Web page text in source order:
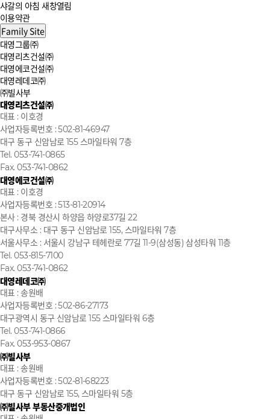
샤갈의 아침새창열림
이용약관
Family Site
대영그룹㈜
대영리츠건설㈜
대영에코건설㈜
대영레데코㈜
㈜빌사부
대영리츠건설㈜
대표 : 이호경
사업자등록번호 : 502-81-46947
대구 동구 신암남로 155 스마일타워 7층
Tel. 053-741-0865
Fax. 053-741-0862
대영에코건설㈜
대표 : 이호경
사업자등록번호 : 513-81-20914
본사 : 경북 경산시 하양읍 하양로37길 22
대구사무소 : 대구 동구 신암남로 155, 스마일타워 7층
서울사무소 : 서울시 강남구 테헤란로 77길 11-9(삼성동) 삼성타워 11층
Tel. 053-815-7100
Fax. 053-741-0862
대영레데코㈜
대표 : 송원배
사업자등록번호 : 502-86-27173
대구광역시 동구 신암남로 155 스마일타워 6층
Tel. 053-741-0866
Fax. 053-953-0867
㈜빌사부
대표 : 송원배
사업자등록번호 : 502-81-68223
대구 동구 신암남로 155, 스마일타워 5층
㈜빌사부 부동산중개법인